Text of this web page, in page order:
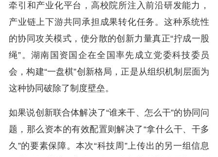
牵引和产业化平台，高校院所注入前沿研发能力，
产业链上下游共同承担成果转化任务。这种系统性
的协同攻关模式，使分散的创新力量真正“拧成一股
绳”。湖南国资国企在全国率先成立党委科技委员
会，构建“一盘棋”创新格局，正是从组织机制层面为
这种协同破除了制度壁垒。
如果说创新联合体解决了“谁来干、怎么干”的协同问
题，那么资本的有效配置则解决了“拿什么干、干多
久”的要素保障。本次“科技周”上传出的另一组信息